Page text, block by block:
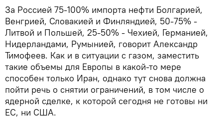
За Россией 75-100% импорта нефти Болгарией,
Венгрией, Словакией и Финляндией, 50-75% -
Литвой и Польшей, 25-50% - Чехией, Германией,
Нидерландами, Румынией, говорит Александр
Тимофеев. Как и в ситуации с газом, заместить
такие объемы для Европы в какой-то мере
способен только Иран, однако тут снова должна
пойти речь о снятии ограничений, в том числе о
ядерной сделке, к которой сегодня не готовы ни
ЕС, ни США.